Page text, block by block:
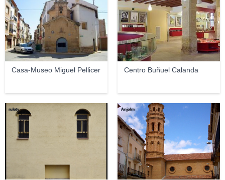
Casa-Museo Miguel Pellicer Centro Buñuel Calanda
rulety Anjolm